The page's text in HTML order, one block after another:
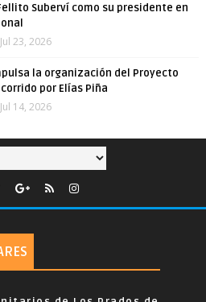
Suberví como su presidente en
Jul 23, 2026
la organización del Proyecto
por Elías Piña
Jul 14, 2026